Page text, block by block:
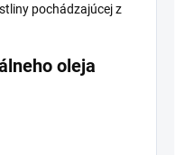
pochádzajúcej z
oleja